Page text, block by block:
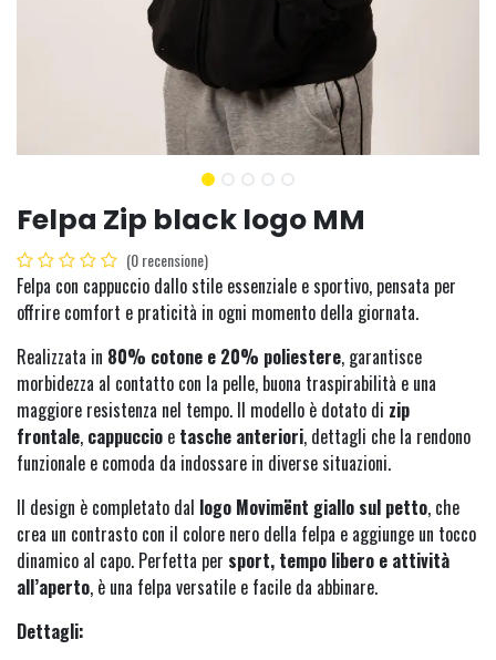
Felpa Zip black logo MM
(0 recensione)
Felpa con cappuccio dallo stile essenziale e sportivo, pensata per
offrire comfort e praticità in ogni momento della giornata.
Realizzata in 80% cotone e 20% poliestere, garantisce
morbidezza al contatto con la pelle, buona traspirabilità e una
maggiore resistenza nel tempo. Il modello è dotato di zip
frontale, cappuccio e tasche anteriori, dettagli che la rendono
funzionale e comoda da indossare in diverse situazioni.
Il design è completato dal logo Movimënt giallo sul petto, che
crea un contrasto con il colore nero della felpa e aggiunge un tocco
dinamico al capo. Perfetta per sport, tempo libero e attività
all’aperto, è una felpa versatile e facile da abbinare.
Dettagli: